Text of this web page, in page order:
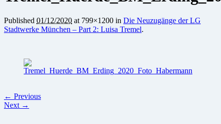
Published 01/12/2020 at 799×1200 in Die Neuzugänge der LG
Stadtwerke München – Part 2: Luisa Tremel.
← Previous
Next →